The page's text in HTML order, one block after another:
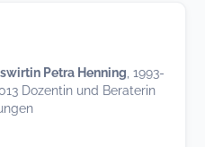
Petra Henning , 1993-
Dozentin und Beraterin